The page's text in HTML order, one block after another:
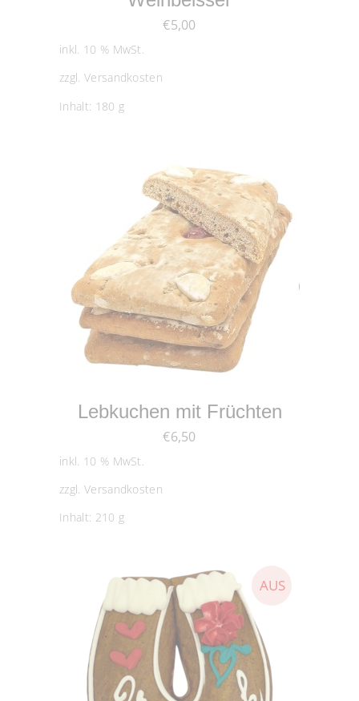
€5,00
inkl. 10 % MwSt.
zzgl. Versandkosten
Inhalt: 180 g
IN DEN WARENKORB
Lebkuchen mit Früchten
€6,50
inkl. 10 % MwSt.
zzgl. Versandkosten
Inhalt: 210 g